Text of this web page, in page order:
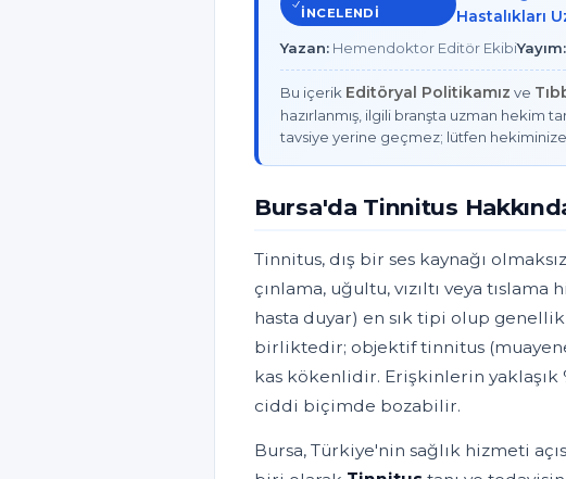
INCELENDI
Hastalıkları
Yazan: Hemendoktor Editör EkibiYayım:
Bu içerik Editöryal Politikamız ve
hazırlanmış, ilgili branşta uzman hekim
tavsiye yerine geçmez; lütfen hekiminize
Bursa'da Tinnitus
Tinnitus, dış bir ses kaynağı
çınlama, uğultu, vızıltı veya
hasta duyar) en sık tipi olup
birliktedir; objektif tinnitus
kas kökenlidir. Erişkinlerin yaklaşık
ciddi biçimde bozabilir.
Bursa, Türkiye'nin sağlık hizmeti